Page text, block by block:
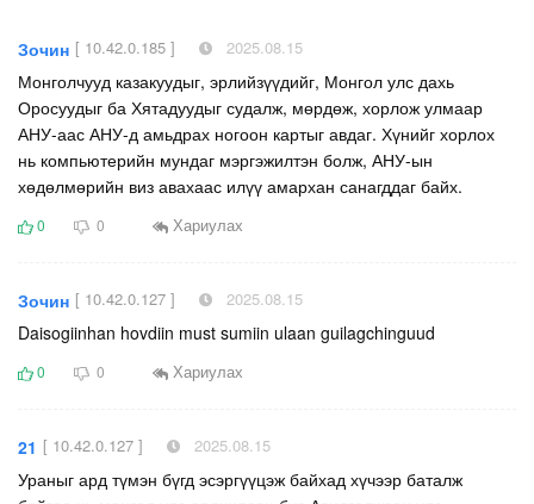
Зочин [ 10.42.0.185 ] 2025.08.15
Монголчууд казакуудыг, эрлийзүүдийг, Монгол улс дахь
Оросуудыг ба Хятадуудыг судалж, мөрдөж, хорлож улмаар
АНУ-аас АНУ-д амьдрах ногоон картыг авдаг. Хүнийг хорлох
нь компьютерийн мундаг мэргэжилтэн болж, АНУ-ын
хөдөлмөрийн виз авахаас илүү амархан санагддаг байх.
0 0 Хариулах
Зочин [ 10.42.0.127 ] 2025.08.15
Daisogiinhan hovdiin must sumiin ulaan guilagchinguud
0 0 Хариулах
21 [ 10.42.0.127 ] 2025.08.15
Ураныг ард түмэн бүгд эсэргүүцэж байхад хүчээр баталж